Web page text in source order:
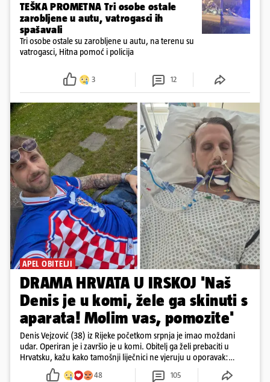
TEŠKA PROMETNA Tri osobe ostale
zarobljene u autu, vatrogasci ih
spašavali
Tri osobe ostale su zarobljene u autu, na terenu su
vatrogasci, Hitna pomoć i policija
3 12
APEL OBITELJI
DRAMA HRVATA U IRSKOJ 'Naš
Denis je u komi, žele ga skinuti s
aparata! Molim vas, pomozite'
Denis Vejzović (38) iz Rijeke početkom srpnja je imao moždani
udar. Operiran je i završio je u komi. Obitelj ga želi prebaciti u
Hrvatsku, kažu kako tamošnji liječnici ne vjeruju u oporavak:
'Imamo 72 sata'
48 105